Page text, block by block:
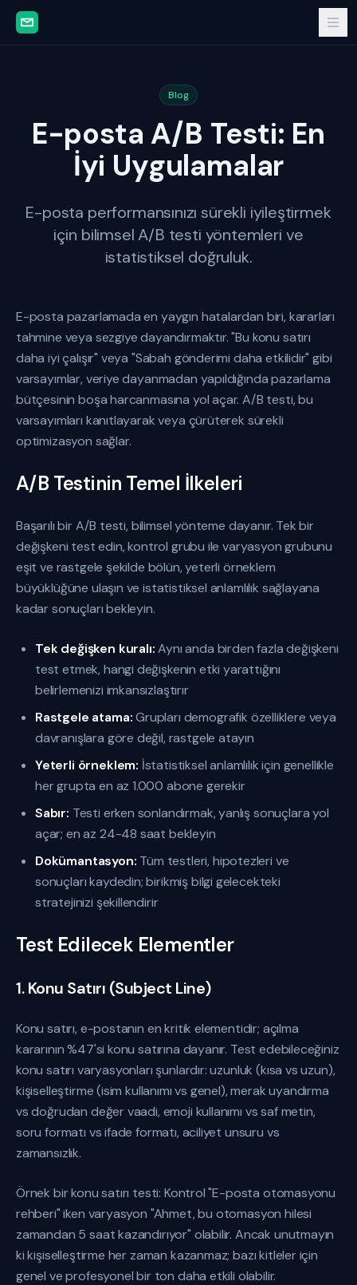
Blog
E-posta A/B Testi: En
İyi Uygulamalar
E-posta performansınızı sürekli iyileştirmek
için bilimsel A/B testi yöntemleri ve
istatistiksel doğruluk.
E-posta pazarlamada en yaygın hatalardan biri, kararları
tahmine veya sezgiye dayandırmaktır. "Bu konu satırı
daha iyi çalışır" veya "Sabah gönderimi daha etkilidir" gibi
varsayımlar, veriye dayanmadan yapıldığında pazarlama
bütçesinin boşa harcanmasına yol açar. A/B testi, bu
varsayımları kanıtlayarak veya çürüterek sürekli
optimizasyon sağlar.
A/B Testinin Temel İlkeleri
Başarılı bir A/B testi, bilimsel yönteme dayanır. Tek bir
değişkeni test edin, kontrol grubu ile varyasyon grubunu
eşit ve rastgele şekilde bölün, yeterli örneklem
büyüklüğüne ulaşın ve istatistiksel anlamlılık sağlayana
kadar sonuçları bekleyin.
Tek değişken kuralı:Aynı anda birden fazla değişkeni
test etmek, hangi değişkenin etki yarattığını
belirlemenizi imkansızlaştırır
Rastgele atama:Grupları demografik özelliklere veya
davranışlara göre değil, rastgele atayın
Yeterli örneklem: İstatistiksel anlamlılık için genellikle
her grupta en az 1.000 abone gerekir
Sabır: Testi erken sonlandırmak, yanlış sonuçlara yol
açar; en az 24-48 saat bekleyin
Dokümantasyon: Tüm testleri, hipotezleri ve
sonuçları kaydedin; birikmiş bilgi gelecekteki
stratejinizi şekillendirir
Test Edilecek Elementler
1. Konu Satırı (Subject Line)
Konu satırı, e-postanın en kritik elementidir; açılma
kararının %47'si konu satırına dayanır. Test edebileceğiniz
konu satırı varyasyonları şunlardır: uzunluk (kısa vs uzun),
kişiselleştirme (isim kullanımı vs genel), merak uyandırma
vs doğrudan değer vaadi, emoji kullanımı vs saf metin,
soru formatı vs ifade formatı, aciliyet unsuru vs
zamansızlık.
Örnek bir konu satırı testi: Kontrol "E-posta otomasyonu
rehberi" iken varyasyon "Ahmet, bu otomasyon hilesi
zamandan 5 saat kazandırıyor" olabilir. Ancak unutmayın
ki kişiselleştirme her zaman kazanmaz; bazı kitleler için
genel ve profesyonel bir ton daha etkili olabilir.